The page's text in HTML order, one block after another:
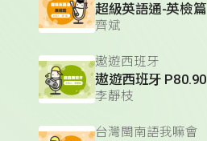
齊斌
遨遊西班牙
遨遊西班牙 P80.90
李靜枝
台灣閩南語我嘛會